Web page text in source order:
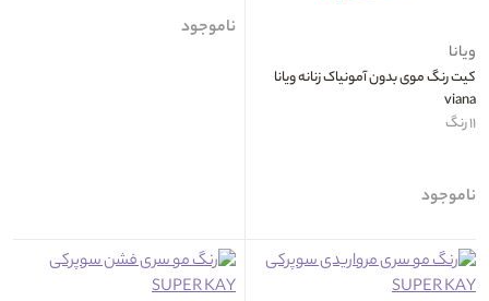
ویانا
کیت رنگ موی بدون آمونیاک زنانه ویانا
viana
۱۱ رنگ
ناموجود
ناموجود